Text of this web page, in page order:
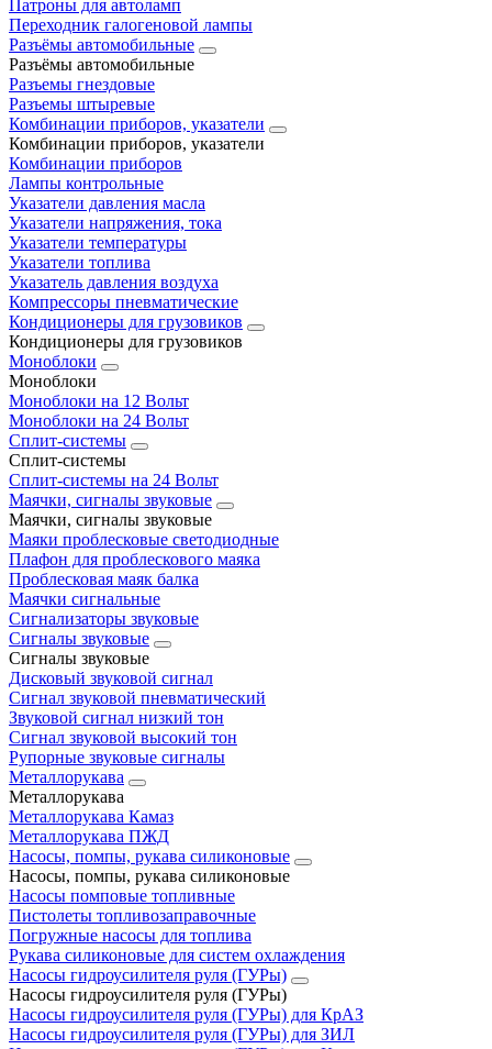
Патроны для автоламп
Переходник галогеновой лампы
Разъёмы автомобильные
Разъёмы автомобильные
Разъемы гнездовые
Разъемы штыревые
Комбинации приборов, указатели
Комбинации приборов, указатели
Комбинации приборов
Лампы контрольные
Указатели давления масла
Указатели напряжения, тока
Указатели температуры
Указатели топлива
Указатель давления воздуха
Компрессоры пневматические
Кондиционеры для грузовиков
Кондиционеры для грузовиков
Моноблоки
Моноблоки
Моноблоки на 12 Вольт
Моноблоки на 24 Вольт
Сплит-системы
Сплит-системы
Сплит‑системы на 24 Вольт
Маячки, сигналы звуковые
Маячки, сигналы звуковые
Маяки проблесковые светодиодные
Плафон для проблескового маяка
Проблесковая маяк балка
Маячки сигнальные
Сигнализаторы звуковые
Сигналы звуковые
Сигналы звуковые
Дисковый звуковой сигнал
Сигнал звуковой пневматический
Звуковой сигнал низкий тон
Сигнал звуковой высокий тон
Рупорные звуковые сигналы
Металлорукава
Металлорукава
Металлорукава Камаз
Металлорукава ПЖД
Насосы, помпы, рукава силиконовые
Насосы, помпы, рукава силиконовые
Насосы помповые топливные
Пистолеты топливозаправочные
Погружные насосы для топлива
Рукава силиконовые для систем охлаждения
Насосы гидроусилителя руля (ГУРы)
Насосы гидроусилителя руля (ГУРы)
Насосы гидроусилителя руля (ГУРы) для КрАЗ
Насосы гидроусилителя руля (ГУРы) для ЗИЛ